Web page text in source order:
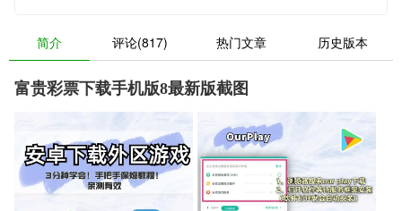
简介 评论(817) 热门文章 历史版本
富贵彩票下载手机版8最新版截图